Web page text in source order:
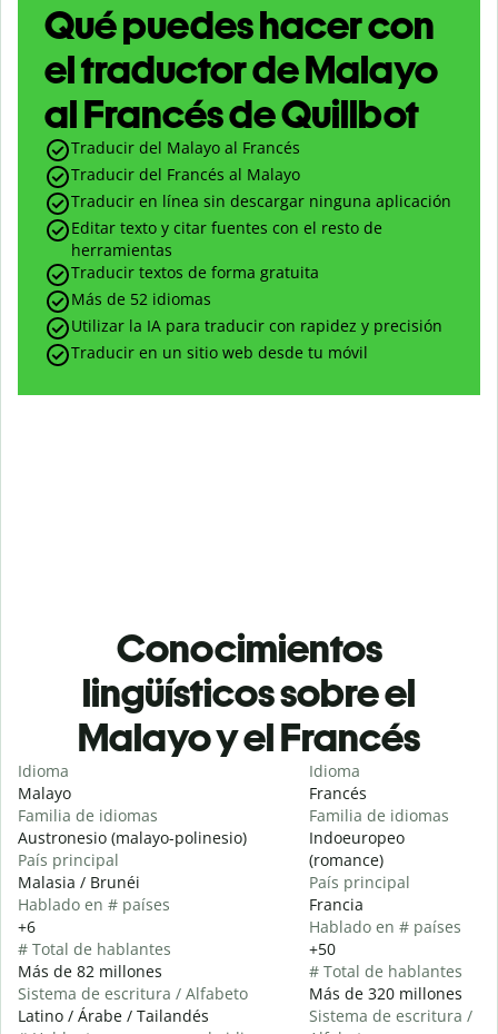
Qué puedes hacer con
el traductor de Malayo
al Francés de Quillbot
Traducir del Malayo al Francés
Traducir del Francés al Malayo
Traducir en línea sin descargar ninguna aplicación
Editar texto y citar fuentes con el resto de
herramientas
Traducir textos de forma gratuita
Más de 52 idiomas
Utilizar la IA para traducir con rapidez y precisión
Traducir en un sitio web desde tu móvil
Conocimientos
lingüísticos sobre el
Malayo y el Francés
Idioma
Malayo
Familia de idiomas
Austronesio (malayo-polinesio)
País principal
Malasia / Brunéi
Hablado en # países
+6
# Total de hablantes
Más de 82 millones
Sistema de escritura / Alfabeto
Latino / Árabe / Tailandés
Idioma
Francés
Familia de idiomas
Indoeuropeo
(romance)
País principal
Francia
Hablado en # países
+50
# Total de hablantes
Más de 320 millones
Sistema de escritura /